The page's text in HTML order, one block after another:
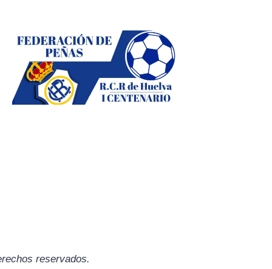
reservados.